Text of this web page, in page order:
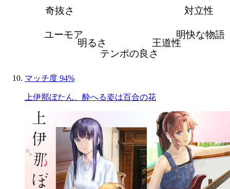
対立性
明快な物語
王道性
テンポの良さ
明るさ
ユーモア
奇抜さ
マッチ度 94%
上伊那ぼたん、酔へる姿は百合の花